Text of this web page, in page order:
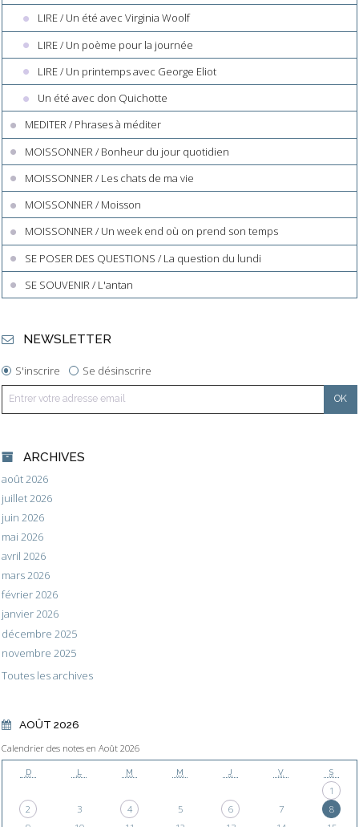
LIRE / Un été avec Virginia Woolf
LIRE / Un poème pour la journée
LIRE / Un printemps avec George Eliot
Un été avec don Quichotte
MEDITER / Phrases à méditer
MOISSONNER / Bonheur du jour quotidien
MOISSONNER / Les chats de ma vie
MOISSONNER / Moisson
MOISSONNER / Un week end où on prend son temps
SE POSER DES QUESTIONS / La question du lundi
SE SOUVENIR / L'antan
NEWSLETTER
S'inscrire Se désinscrire
ARCHIVES
août 2026
juillet 2026
juin 2026
mai 2026
avril 2026
mars 2026
février 2026
janvier 2026
décembre 2025
novembre 2025
Toutes les archives
AOÛT 2026
Calendrier des notes en Août 2026
D L M M J V S
1
2
3 4 5 6 7
8